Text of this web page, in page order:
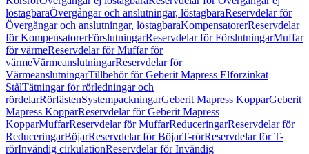
löstagbaraÖvergångar och anslutningar, löstagbaraReservdelar för
Övergångar och anslutningar, löstagbaraKompensatorerReservdelar
för KompensatorerFörslutningarReservdelar för FörslutningarMuffar
för värmeReservdelar för Muffar för
värmeVärmeanslutningarReservdelar för
VärmeanslutningarTillbehör för Geberit Mapress Elförzinkat
StålTätningar för rörledningar och
rördelarRörfästenSystempackningarGeberit Mapress KopparGeberit
Mapress KopparReservdelar för Geberit Mapress
KopparMuffarReservdelar för MuffarReduceringarReservdelar för
ReduceringarBöjarReservdelar för BöjarT-rörReservdelar för T-
rörInvändig cirkulationReservdelar för Invändig